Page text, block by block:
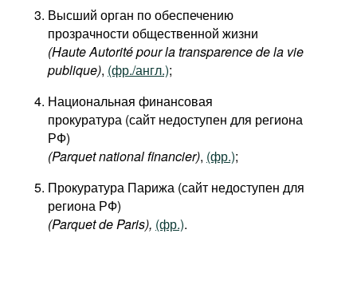
Высший орган по обеспечению
прозрачности общественной жизни
(Haute Autorité pour la transparence de la vie
publique), (фр./англ.);
Национальная финансовая
прокуратура (сайт недоступен для региона
РФ)
(Parquet national financier), (фр.);
Прокуратура Парижа (сайт недоступен для
региона РФ)
(Parquet de Paris), (фр.).